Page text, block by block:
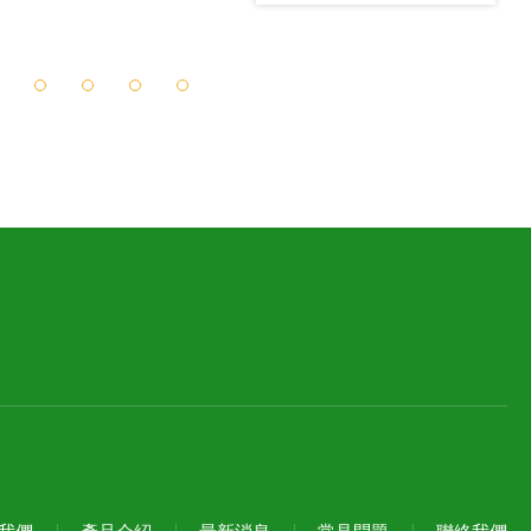
7 8 9 10